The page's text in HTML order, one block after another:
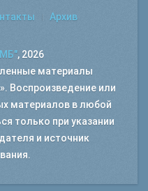
Архив
, 2026
материалы
Воспроизведение или
материалов в любой
только при указании
и источник